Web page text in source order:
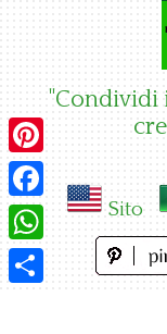
"Condividi
Sito
Pinterest
Facebook
WhatsApp